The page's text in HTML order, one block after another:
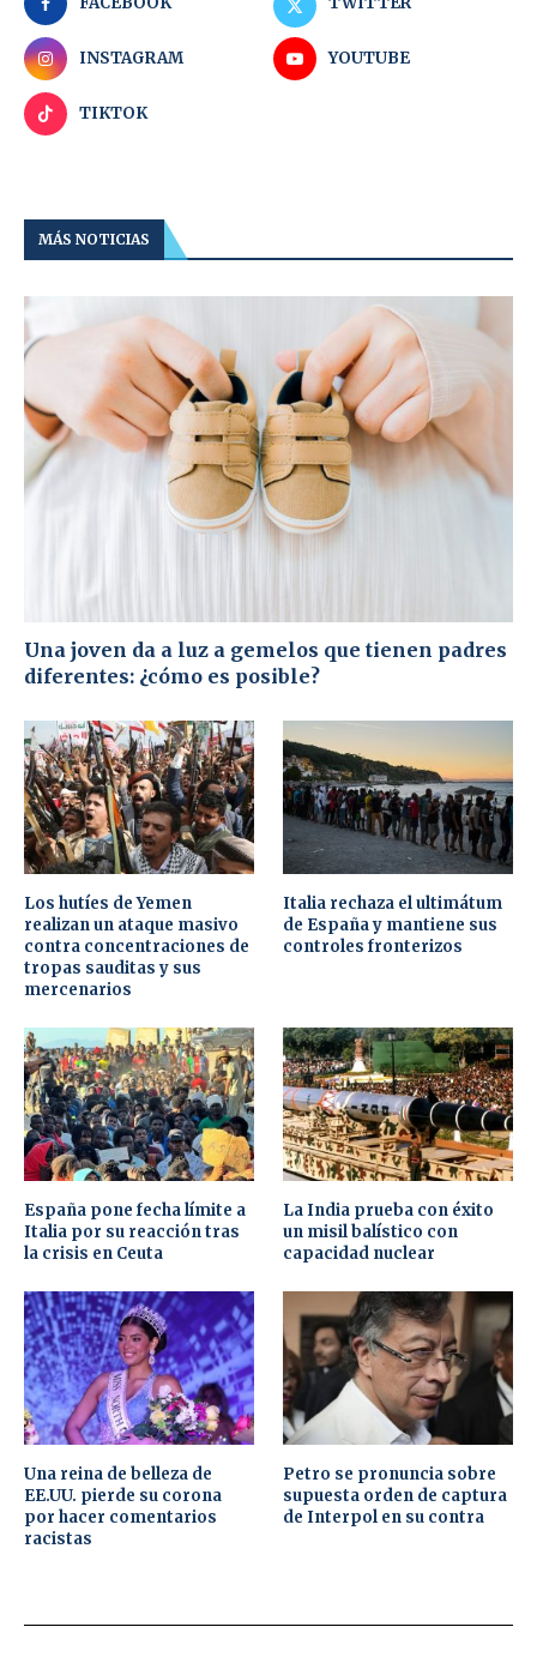
INSTAGRAM YOUTUBE
TIKTOK
MÁS NOTICIAS
Una joven da a luz a gemelos que tienen padres
diferentes: ¿cómo es posible?
Los hutíes de Yemen
realizan un ataque masivo
contra concentraciones de
tropas sauditas y sus
mercenarios
Italia rechaza el ultimátum
de España y mantiene sus
controles fronterizos
España pone fecha límite a
Italia por su reacción tras
la crisis en Ceuta
La India prueba con éxito
un misil balístico con
capacidad nuclear
Una reina de belleza de
EE.UU. pierde su corona
por hacer comentarios
racistas
Petro se pronuncia sobre
supuesta orden de captura
de Interpol en su contra